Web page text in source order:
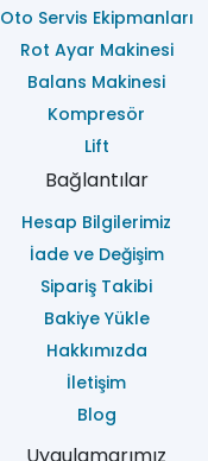
Oto Servis Ekipmanları
Rot Ayar Makinesi
Balans Makinesi
Kompresör
Lift
Bağlantılar
Hesap Bilgilerimiz
İade ve Değişim
Sipariş Takibi
Bakiye Yükle
Hakkımızda
İletişim
Blog